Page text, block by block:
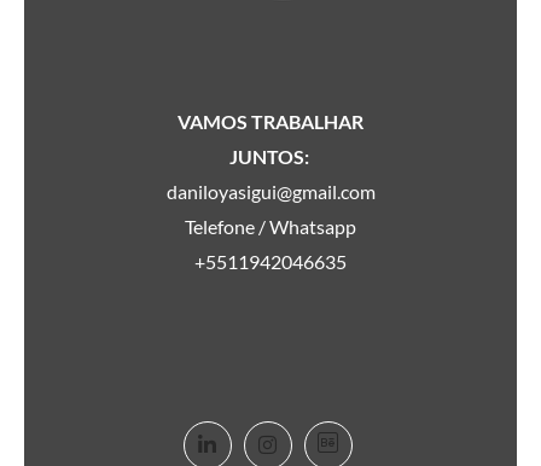
VAMOS TRABALHAR
JUNTOS:
daniloyasigui@gmail.com
Telefone / Whatsapp
+5511942046635